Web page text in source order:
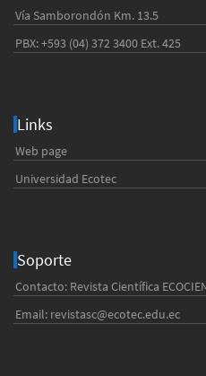
Vía Samborondón Km. 13.5
PBX: +593 (04) 372 3400 Ext. 425
Links
Web page
Universidad Ecotec
Soporte
Contacto: Revista Científica
Email: revistasc@ecotec.edu.ec